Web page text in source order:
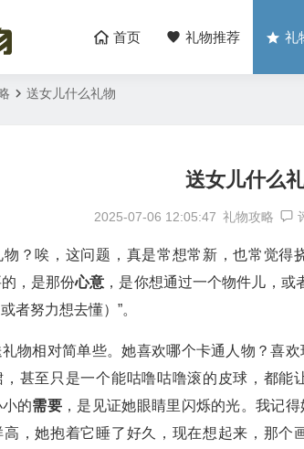
首页 礼物推荐 礼
送女儿什么礼物
送女儿什么
2025-07-06 12:05:47 礼物攻略
物？唉，这问题，真是常想常新，也常觉得
，是那份心意 ，是你想通过一个物件儿，
者努力想去懂）”。
物相对简单些。她喜欢哪个卡通人物？喜
，甚至只是一个能咕噜咕噜滚的皮球，都能
的需要 ，是见证她眼睛里闪烁的光。我记
高，她抱着它睡了好久，现在想起来，那个